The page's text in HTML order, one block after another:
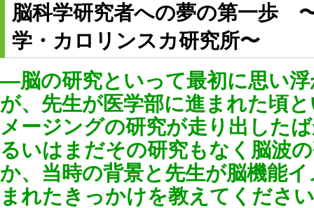
脳科学研究者への夢の第一歩
学・カロリンスカ研究所〜
―脳の研究といって最初に思い
が、先生が医学部に進まれた頃
メージングの研究が走り出した
るいはまだその研究もなく脳波
か、当時の背景と先生が脳機能
まれたきっかけを教えてくださ